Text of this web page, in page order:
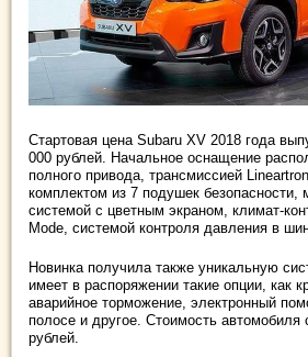
Стартовая цена Subaru XV 2018 года
000 рублей. Начальное оснащение
полного привода, трансмиссией
комплектом из 7 подушек безопасности,
системой с цветным экраном, климат-
Mode, системой контроля давления в
Новинка получила также уникальную
имеет в распоряжении такие опции, как
аварийное торможение, электронный
полосе и другое. Стоимость автомобиля
рублей.